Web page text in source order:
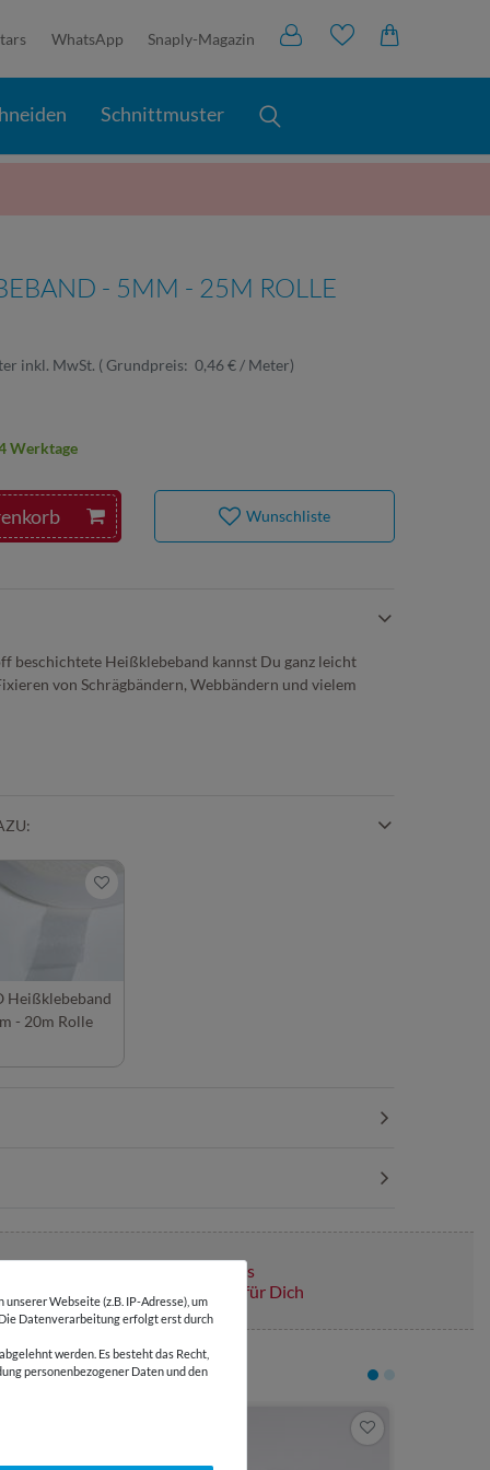
WhatsApp Snaply-Magazin
Schnittmuster
- 5MM - 25M ROLLE
inkl. MwSt. (Grundpreis: 0,46 € / Meter)
Werktage
Wunschliste
beschichtete Heißklebeband kannst Du ganz leicht
von Schrägbändern, Webbändern und vielem
Heißklebeband
- 20m Rolle
Über 110 Gratis
Schnittmuster für Dich
Webseite (z.B. IP-Adresse), um
Datenverarbeitung erfolgt erst durch
werden. Es besteht das Recht,
personenbezogener Daten und den